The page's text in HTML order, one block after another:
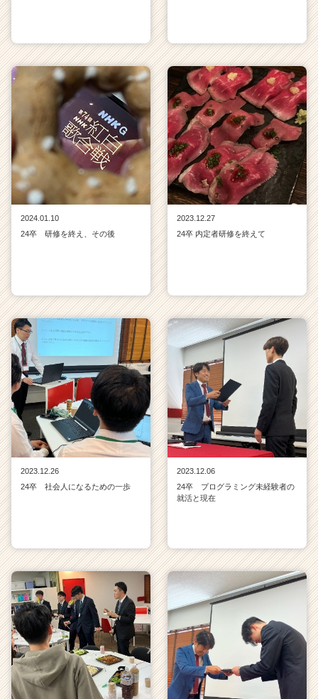
2024.01.10
24卒 研修を終え、その後
2023.12.27
24卒 内定者研修を終えて
2023.12.26
24卒 社会人になるための一歩
2023.12.06
24卒 プログラミング未経験者の
就活と現在